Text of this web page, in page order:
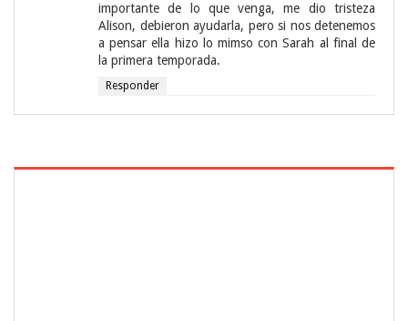
importante de lo que venga, me dio tristeza
Alison, debieron ayudarla, pero si nos detenemos
a pensar ella hizo lo mimso con Sarah al final de
la primera temporada.
Responder